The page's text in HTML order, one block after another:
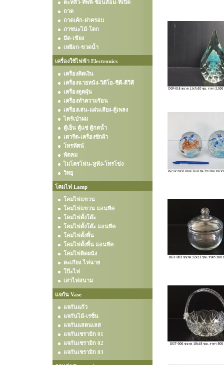
ตะหลิว-ทัพพี-ช้อนส้อม-ที่เปิด
ถาด
ถาดเค้ก-ฝาครอบ
ภาชนะไม้-โตก
มีด-เขียง
เหยือก-ขวดน้ำ
เครื่องใช้ไฟฟ้า Electronics
เครื่องคิดเงิน
เครื่องฉายหนัง-วิดีโอ-ซีดี-ดีวีดี
เครื่องดูดฝุ่น
เครื่องทำความร้อน
เครื่องเล่น-แผ่นเสียง-ตู้เพลง
ไดร์เป่าผม
ตู้เย็น ตู้แช่ ตู้กดน้ำ
เตารีด-เครื่องซักผ้า
โทรทัศน์
พัดลม
ไมโครโฟน-หูฟัง-โทรโข่ง
วิทยุ
โคมไฟ Lamp
โคมไฟแขวน
โคมไฟแขวน แอนทีค
โคมไฟตั้งโต๊ะ
โคมไฟตั้งโต๊ะ แอนทีค
โคมไฟตั้งพื้น
โคมไฟตั้งพื้น แอนทีค
โคมไฟติดผนัง
ตะเกียง-ไฟฉาย
โป๊ะไฟ
เสาไฟสนาม
แจกัน Vase
แจกันแก้ว
แจกันไม้-เรซิ่น
แจกันแสตนเลส
แจกันเซรามิก 01
แจกันเซรามิก 02
แจกันเซรามิก 03